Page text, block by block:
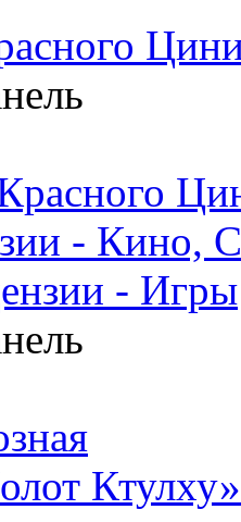
- Кино,
- Игры
Ктулху»